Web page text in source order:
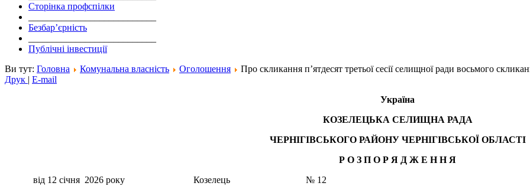
Сторінка профспілки
Безбар’єрність
Публічні інвестиції
Ви тут: Головна Комунальна власність Оголошення
Про скликання п’ятдесят третьої сесії селищної ради восьмого
Друк | E-mail
Україна
КОЗЕЛЕЦЬКА СЕЛИЩНА РАДА
ЧЕРНІГІВСЬКОГО РАЙОНУ ЧЕРНІГІВСЬКОЇ ОБЛАСТІ
Р О З П О Р Я Д Ж Е ННЯ
від 12 січня 2026 року Козелець № 12